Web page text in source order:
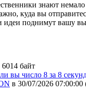
знают
куда вы
поднимут вашу
6014 байт
вы число 8 за 8
в 30/07/2026 07:00:00